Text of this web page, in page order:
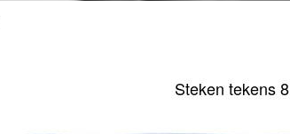
Steken tekens 8